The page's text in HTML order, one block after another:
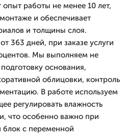
работы не менее 10 лет,
и обеспечивает
и толщины слоя.
363 дней, при заказе услуги
Мы выполняем не
основания,
облицовки, контроль
В работе используем
регулировать влажность
что особенно важно при
блок с переменной